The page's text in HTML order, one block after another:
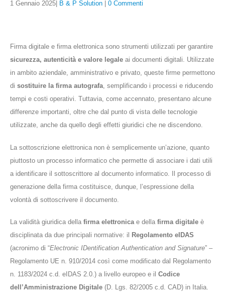
1 Gennaio 2025 B & P Solution 0 Commenti
Firma digitale e firma elettronica sono strumenti utilizzati per garantire
sicurezza, autenticità e valore legale ai documenti digitali. Utilizzate
in ambito aziendale, amministrativo e privato, queste firme permettono
di sostituire la firma autografa, semplificando i processi e riducendo
tempi e costi operativi. Tuttavia, come accennato, presentano alcune
differenze importanti, oltre che dal punto di vista delle tecnologie
utilizzate, anche da quello degli effetti giuridici che ne discendono.
La sottoscrizione elettronica non è semplicemente un’azione, quanto
piuttosto un processo informatico che permette di associare i dati utili
a identificare il sottoscrittore al documento informatico. Il processo di
generazione della firma costituisce, dunque, l’espressione della
volontà di sottoscrivere il documento.
La validità giuridica della firma elettronicae della firma digitale è
disciplinata da due principali normative: il
Regolamento eIDAS
(acronimo di “Electronic IDentification Authentication and Signature” –
Regolamento UE n. 910/2014 così come modificato dal Regolamento
n. 1183/2024 c.d. eIDAS 2.0.) a livello europeo e il Codice
dell ’Amministrazione Digitale (D. Lgs. 82/2005 c.d. CAD) in Italia.